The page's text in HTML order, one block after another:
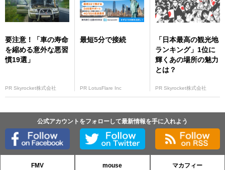
要注意！「車の寿命
を縮める意外な悪習
慣19選」
PR Skyrocket株式会社
最短5分で接続
PR LotusFlare Inc
「日本最高の観光地
ランキング」1位に
輝くあの場所の魅力
とは？
PR Skyrocket株式会社
公式アカウントをフォローして最新情報を手に入れよう
FMV mouse マカフィー